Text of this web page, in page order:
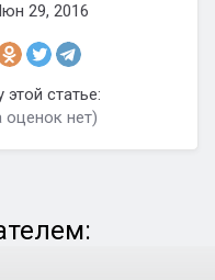
29, 2016
статье:
нет)